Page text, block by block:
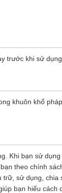
trước khi sử
khuôn khổ
Khi bạn sử
theo chính
sử dụng, chia
bạn hiểu cách